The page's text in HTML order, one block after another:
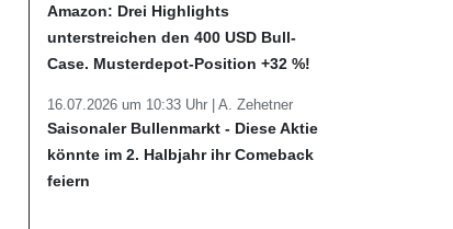
Amazon: Drei Highlights
unterstreichen den 400 USD Bull-
Case. Musterdepot-Position +32 %!
16.07.2026 um 10:33 Uhr | A. Zehetner
Saisonaler Bullenmarkt - Diese Aktie
könnte im 2. Halbjahr ihr Comeback
feiern